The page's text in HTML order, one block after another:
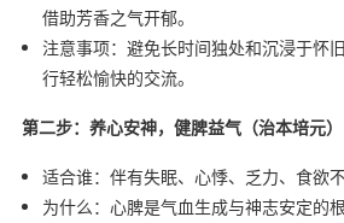
借助芳香之气开郁。
注意事项：避免长时间独处和沉浸于怀
行轻松愉快的交流。
第二步：养心安神，健脾益气（治本培元）
适合谁：伴有失眠、心悸、乏力、食欲不
为什么：心脾是气血生成与神志安定的